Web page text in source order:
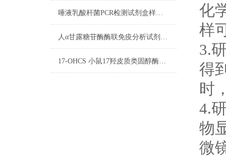
唾液乳酸杆菌PCR检测试剂盒样品DNA的制备
人α甘露糖苷酶酶联免疫分析试剂盒双抗体夹心法(检测未知抗原)
17-OHCS 小鼠17羟皮质类固醇酶联免疫试剂盒洗涤方法
化
样
3.
得
时
4.
物
微